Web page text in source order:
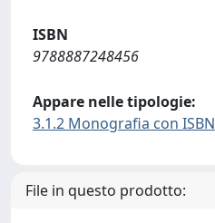
ISBN
9788887248456
Appare nelle tipologie:
3.1.2 Monografia con ISBN
File in questo prodotto: